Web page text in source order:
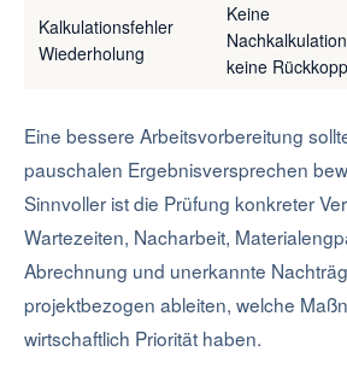
Kalkulationsfehler
Wiederholung
Keine
keine
Eine bessere Arbeitsvorbereitung
pauschalen Ergebnisversprechen
Sinnvoller ist die Prüfung konkreter
Wartezeiten, Nacharbeit,
Abrechnung und unerkannte
projektbezogen ableiten, welche
wirtschaftlich Priorität haben.